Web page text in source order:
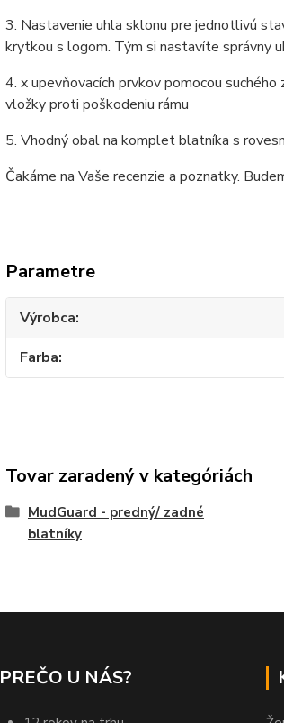
3. Nastavenie uhla sklonu pre jednotlivú
krytkou s logom. Tým si nastavíte správny
4. x upevňovacích prvkov pomocou
vložky proti poškodeniu rámu
5. Vhodný obal na komplet blatníka s
Čakáme na Vaše recenzie a poznatky.
Parametre
Výrobca
Farba
Tovar zaradený v kategóriách
MudGuard - predný/ zadné
blatníky
PREČO U NÁS?